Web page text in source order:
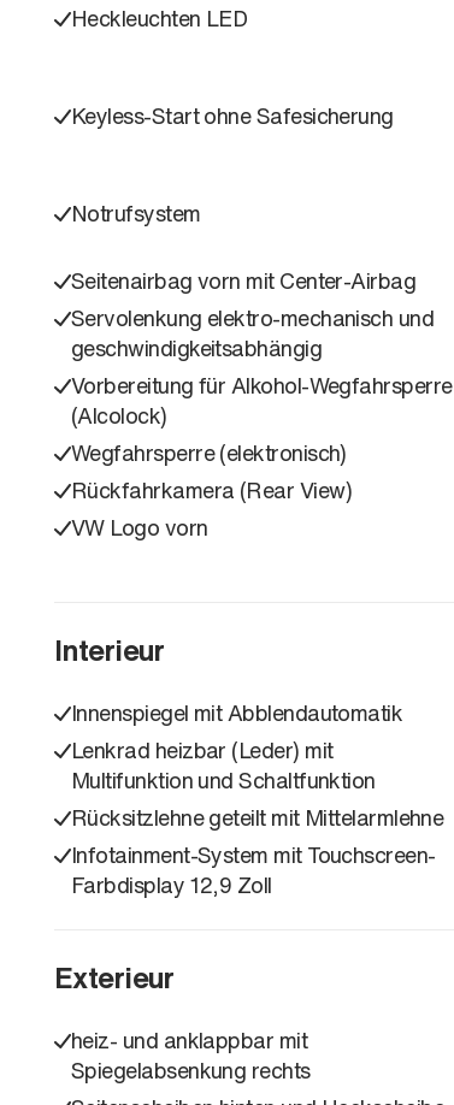
Heckleuchten LED
Keyless-Start ohne Safesicherung
Notrufsystem
Seitenairbag vorn mit Center-Airbag
Servolenkung elektro-mechanisch und
geschwindigkeitsabhängig
Vorbereitung für Alkohol-Wegfahrsperre
(Alcolock)
Wegfahrsperre (elektronisch)
Rückfahrkamera (Rear View)
VW Logo vorn
Interieur
Innenspiegel mit Abblendautomatik
Lenkrad heizbar (Leder) mit
Multifunktion und Schaltfunktion
Rücksitzlehne geteilt mit Mittelarmlehne
Infotainment-System mit Touchscreen-
Farbdisplay 12,9 Zoll
Exterieur
heiz- und anklappbar mit
Spiegelabsenkung rechts